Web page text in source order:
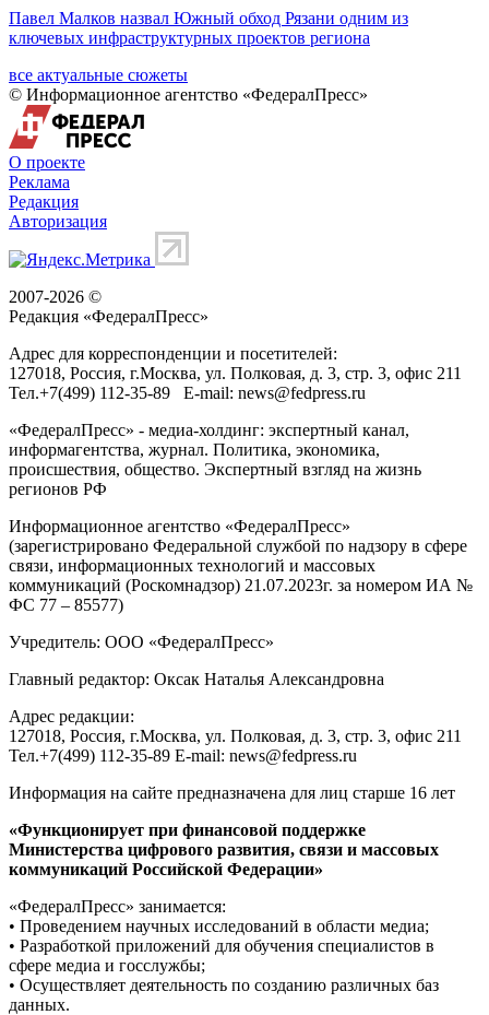
Павел Малков назвал Южный обход Рязани одним из
ключевых инфраструктурных проектов региона
все актуальные сюжеты
© Информационное агентство «ФедералПресс»
О проекте
Реклама
Редакция
Авторизация
2007-2026 ©
Редакция «ФедералПресс»
Адрес для корреспонденции и посетителей:
127018, Россия, г.Москва, ул. Полковая, д. 3, стр. 3, офис 211
Тел.+7(499) 112-35-89 E-mail: news@fedpress.ru
«ФедералПресс» - медиа-холдинг: экспертный канал,
информагентства, журнал. Политика, экономика,
происшествия, общество. Экспертный взгляд на жизнь
регионов РФ
Информационное агентство «ФедералПресс»
(зарегистрировано Федеральной службой по надзору в сфере
связи, информационных технологий и массовых
коммуникаций (Роскомнадзор) 21.07.2023г. за номером ИА №
ФС 77 – 85577)
Учредитель: ООО «ФедералПресс»
Главный редактор: Оксак Наталья Александровна
Адрес редакции:
127018, Россия, г.Москва, ул. Полковая, д. 3, стр. 3, офис 211
Тел.+7(499) 112-35-89 E-mail: news@fedpress.ru
Информация на сайте предназначена для лиц старше 16 лет
«Функционирует при финансовой поддержке
Министерства цифрового развития, связи и массовых
коммуникаций Российской Федерации»
«ФедералПресс» занимается:
• Проведением научных исследований в области медиа;
• Разработкой приложений для обучения специалистов в
сфере медиа и госслужбы;
• Осуществляет деятельность по созданию различных баз
данных.